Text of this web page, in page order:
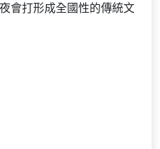
會打形成全國性的傳統文